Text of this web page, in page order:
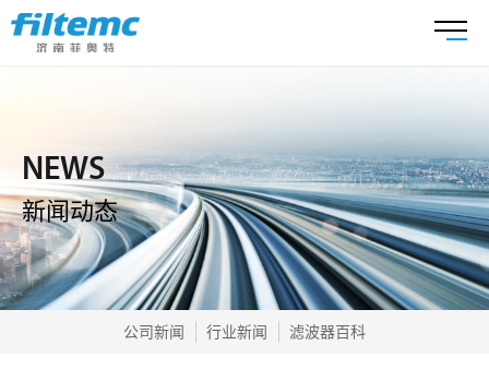
NEWS
新闻动态
公司新闻 行业新闻 滤波器百科